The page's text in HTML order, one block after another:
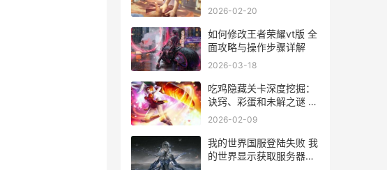
2026-02-20
如何修改王者荣耀vt版 全
面攻略与操作步骤详解
2026-03-18
吃鸡隐藏关卡深度挖掘：
诀窍、彩蛋和未解之谜 吃
鸡里面的隐藏地方有哪
2026-02-09
我的世界国服登陆失败 我
的世界显示获取服务器列